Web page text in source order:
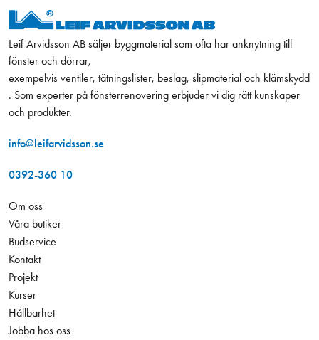
Leif Arvidsson AB säljer byggmaterial som ofta har anknytning till
fönster och dörrar,
exempelvis ventiler, tätningslister, beslag, slipmaterial och klämskydd
. Som experter på fönsterrenovering erbjuder vi dig rätt kunskaper
och produkter.
info@leifarvidsson.se
0392-360 10
Om oss
Våra butiker
Budservice
Kontakt
Projekt
Kurser
Hållbarhet
Jobba hos oss